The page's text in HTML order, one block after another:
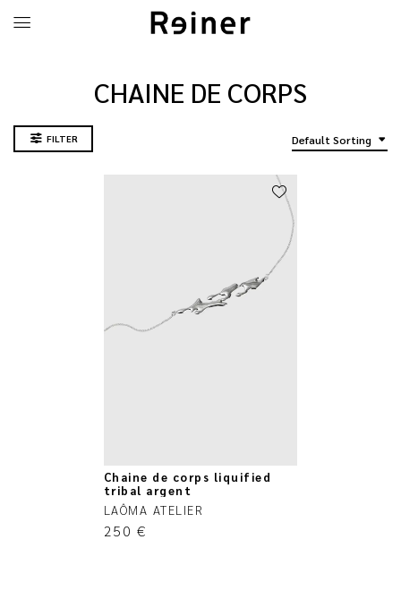
CHAINE DE CORPS
FILTER Default Sorting
Chaine de corps liquified
tribal argent
LAÔMA ATELIER
250 €